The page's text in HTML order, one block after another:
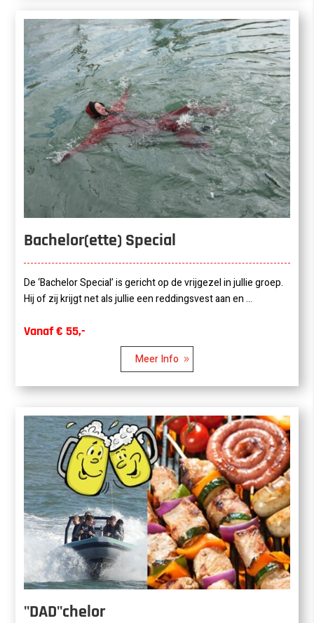
Bachelor(ette) Special
De ‘Bachelor Special’ is gericht op de vrijgezel in jullie groep.
Hij of zij krijgt net als jullie een reddingsvest aan en ...
Vanaf € 55,-
Meer Info
"DAD"chelor